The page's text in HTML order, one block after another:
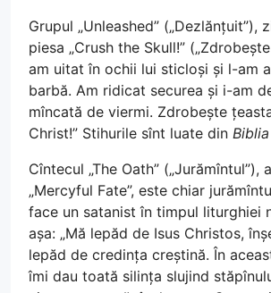
Grupul „Unleashed” („Dezlănțuit”),
piesa „Crush the Skull!”
am uitat în ochii lui sticloși și l-am
barbă. Am ridicat securea și i-am
mîncată de viermi. Zdrobește
Christ!” Stihurile sînt luate din
Cîntecul „The Oath” („Jurămîntul”),
„Mercyful Fate”, este chiar
face un satanist în timpul liturghiei
așa: „Mă lepăd de Isus Christos,
lepăd de credința creștină. În
îmi dau toată silința slujind